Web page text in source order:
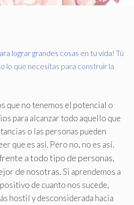
lograr grandes cosas en tu vida! Tú
lo que necesitas para construir la
que no tenemos el potencial o
para alcanzar todo aquello que
o las personas pueden
que es así. Pero no, no es así.
a todo tipo de personas,
de nosotras.Si aprendemos a
de cuanto nos sucede,
hostil y desconsiderada hacia